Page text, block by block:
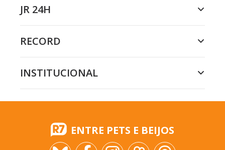
JR 24H
RECORD
INSTITUCIONAL
ENTRE PETS E BEIJOS